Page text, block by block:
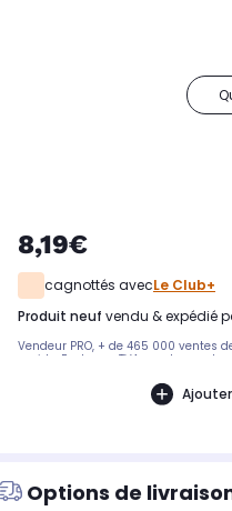
8,19€
cagnottés avecLe Club+
produit neuf vendu & expédié
Vendeur PRO, + de 465 000 ventes
rapide. Facture + TVA sur demande...
Options de